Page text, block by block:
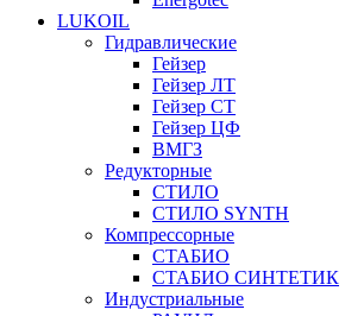
LUKOIL
Гидравлические
Гейзер
Гейзер ЛТ
Гейзер СТ
Гейзер ЦФ
ВМГЗ
Редукторные
СТИЛО
СТИЛО SYNTH
Компрессорные
СТАБИО
СТАБИО СИНТЕТИК
Индустриальные